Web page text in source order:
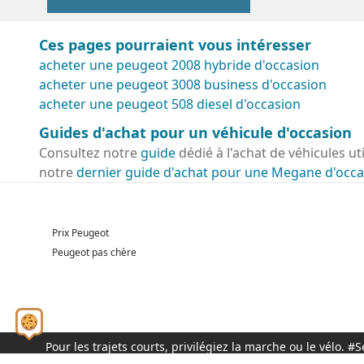
Ces pages pourraient vous intéresser
acheter une peugeot 2008 hybride d'occasion
acheter une peugeot 3008 business d'occasion
acheter une peugeot 508 diesel d'occasion
Guides d'achat pour un véhicule d'occasion
Consultez notreguide dédié à l'achat de véhicules
notredernier guide d'achat pour une Megane
Prix Peugeot
Peugeot pas chère
Pour les trajets courts, privilégiez la marche ou le vélo.